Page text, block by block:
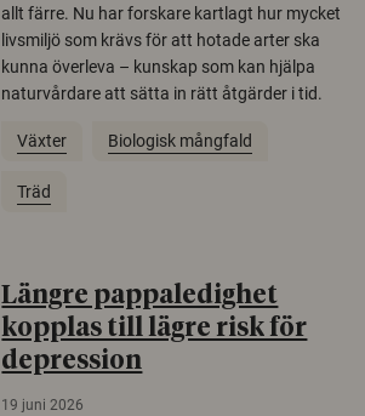
allt färre. Nu har forskare kartlagt hur mycket
livsmiljö som krävs för att hotade arter ska
kunna överleva – kunskap som kan hjälpa
naturvårdare att sätta in rätt åtgärder i tid.
Växter Biologisk mångfald
Träd
Längre pappaledighet
kopplas till lägre risk för
depression
19 juni 2026